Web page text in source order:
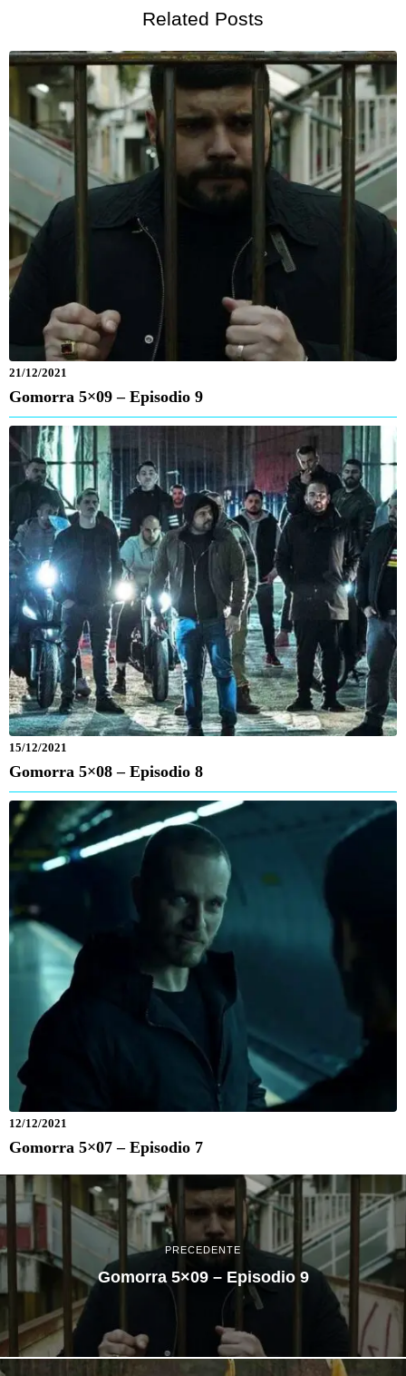
Related Posts
21/12/2021
Gomorra 5×09 – Episodio 9
15/12/2021
Gomorra 5×08 – Episodio 8
12/12/2021
Gomorra 5×07 – Episodio 7
PRECEDENTE
Gomorra 5×09 – Episodio 9